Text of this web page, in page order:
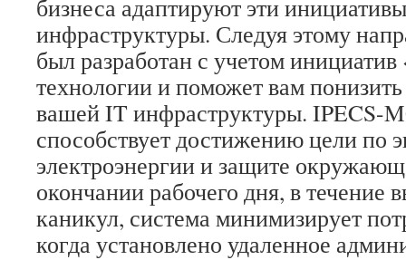
бизнеса адаптируют эти
инфраструктуры. Следуя этому
был разработан с учетом инициатив
технологии и поможет вам
вашей IT инфраструктуры. IPECS-
способствует достижению цели по
электроэнергии и защите
окончании рабочего дня, в течение
каникул, система минимизирует
когда установлено удаленное